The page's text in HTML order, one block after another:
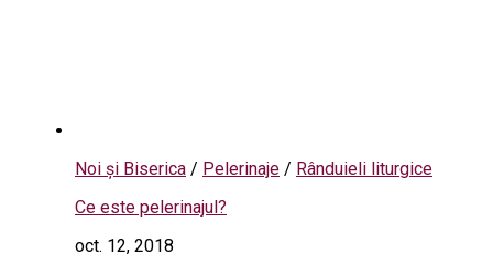
Noi și Biserica / Pelerinaje / Rânduieli liturgice
Ce este pelerinajul?
oct. 12, 2018